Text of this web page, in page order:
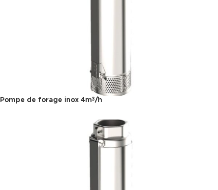
Pompe de forage inox 4m3/h